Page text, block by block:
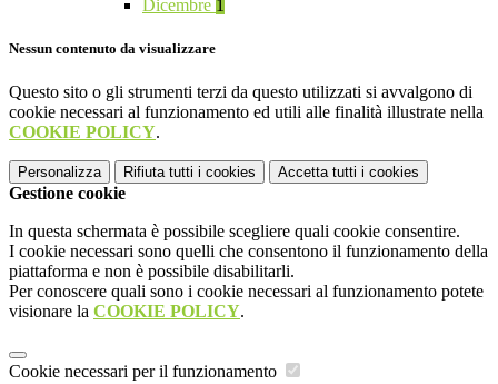
Dicembre 1
Nessun contenuto da visualizzare
Questo sito o gli strumenti terzi da questo utilizzati si avvalgono di
cookie necessari al funzionamento ed utili alle finalità illustrate nella
COOKIE POLICY.
Personalizza Rifiuta tutti i cookies Accetta tutti i cookies
Gestione cookie
In questa schermata è possibile scegliere quali cookie consentire.
I cookie necessari sono quelli che consentono il funzionamento della
piattaforma e non è possibile disabilitarli.
Per conoscere quali sono i cookie necessari al funzionamento potete
visionare la COOKIE POLICY.
Cookie necessari per il funzionamento